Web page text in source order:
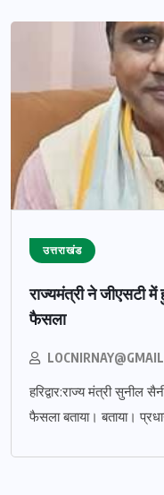
उत्तराखंड
राज्यमंत्री ने जीएसटी में
फैसला
हरिद्वार:राज्य मंत्री सुनील
फैसला बताया। बताया।